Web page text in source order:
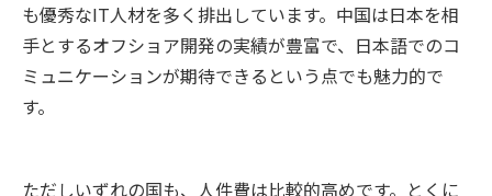
も優秀なIT人材を多く排出しています。中国は日本を相
手とするオフショア開発の実績が豊富で、日本語でのコ
ミュニケーションが期待できるという点でも魅力的で
す。
ただしいずれの国も、人件費は比較的高めです。とくに